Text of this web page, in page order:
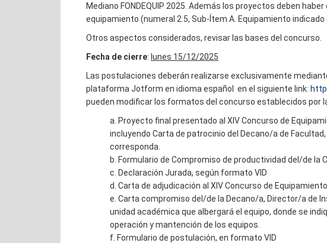
Mediano FONDEQUIP 2025. Además los proyectos deben
equipamiento (numeral 2.5, Sub-Ítem A. Equipamiento indicado
Otros aspectos considerados, revisar las bases del concurso.
Fecha de cierre: lunes 15/12/2025
Las postulaciones deberán realizarse exclusivamente
plataforma Jotform en idioma español en el siguiente link:
pueden modificar los formatos del concurso establecidos por la
a. Proyecto final presentado al XIV Concurso de
incluyendo Carta de patrocinio del Decano/a de
corresponda.
b. Formulario de Compromiso de productividad del/de la
c. Declaración Jurada, según formato VID
d. Carta de adjudicación al XIV Concurso de
e. Carta compromiso del/de la Decano/a, Director/a de
unidad académica que albergará el equipo, donde se
operación y mantención de los equipos.
f. Formulario de postulación, en formato VID